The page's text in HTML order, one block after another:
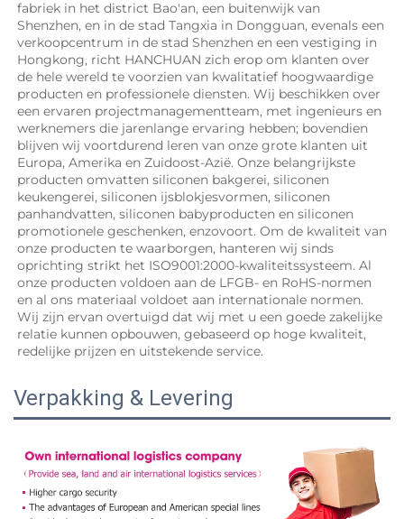
fabriek in het district Bao'an, een buitenwijk van
Shenzhen, en in de stad Tangxia in Dongguan, evenals een
verkoopcentrum in de stad Shenzhen en een vestiging in
Hongkong, richt HANCHUAN zich erop om klanten over
de hele wereld te voorzien van kwalitatief hoogwaardige
producten en professionele diensten. Wij beschikken over
een ervaren projectmanagementteam, met ingenieurs en
werknemers die jarenlange ervaring hebben; bovendien
blijven wij voortdurend leren van onze grote klanten uit
Europa, Amerika en Zuidoost-Azië. Onze belangrijkste
producten omvatten siliconen bakgerei, siliconen
keukengerei, siliconen ijsblokjesvormen, siliconen
panhandvatten, siliconen babyproducten en siliconen
promotionele geschenken, enzovoort. Om de kwaliteit van
onze producten te waarborgen, hanteren wij sinds
oprichting strikt het ISO9001:2000-kwaliteitssysteem. Al
onze producten voldoen aan de LFGB- en RoHS-normen
en al ons materiaal voldoet aan internationale normen.
Wij zijn ervan overtuigd dat wij met u een goede zakelijke
relatie kunnen opbouwen, gebaseerd op hoge kwaliteit,
redelijke prijzen en uitstekende service.
Verpakking & Levering